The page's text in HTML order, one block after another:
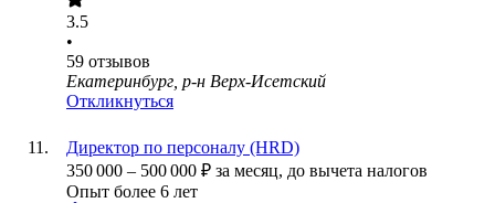
3.5
•
59 отзывов
Екатеринбург, р-н Верх-Исетский
Откликнуться
Директор по персоналу (HRD)
350 000 – 500 000 ₽ за месяц, до вычета налогов
Опыт более 6 лет